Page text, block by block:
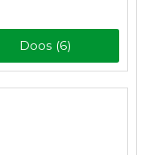
Doos (6)